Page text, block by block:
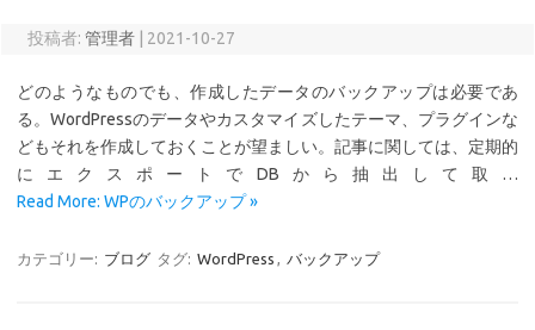
投稿者: 管理者 2021-10-27
どのようなものでも、作成したデータのバックアップは必要であ
る。WordPressのデータやカスタマイズしたテーマ、プラグインな
どもそれを作成しておくことが望ましい。記事に関しては、定期的
にエクスポートでDBから抽出して取…
Read More: WPのバックアップ »
カテゴリー: ブログ タグ: WordPress , バックアップ